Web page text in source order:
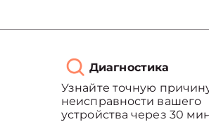
Диагностика
Узнайте точную
неисправности вашего
устройства через 30